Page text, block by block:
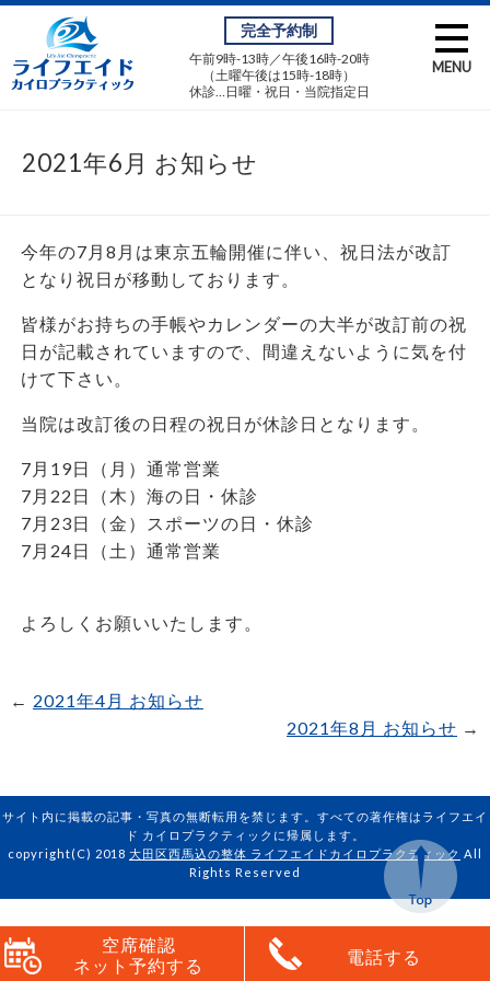
空席確認
ネット予約する
電話する
MENU
完全予約制
午前9時-13時／午後16時-20時
（土曜午後は15時-18時）
休診…日曜・祝日・当院指定日
2021年6月 お知らせ
今年の7月8月は東京五輪開催に伴い、祝日法が改訂
となり祝日が移動しております。
皆様がお持ちの手帳やカレンダーの大半が改訂前の祝
日が記載されていますので、間違えないように気を付
けて下さい。
当院は改訂後の日程の祝日が休診日となります。
7月19日（月）通常営業
7月22日（木）海の日・休診
7月23日（金）スポーツの日・休診
7月24日（土）通常営業
よろしくお願いいたします。
← 2021年4月 お知らせ
2021年8月 お知らせ →
サイト内に掲載の記事・写真の無断転用を禁じます。すべての著作権はライフエイ
ド カイロプラクティックに帰属します。
copyright(C) 2018 大田区西馬込の整体 ライフエイドカイロプラクティック All
Rights Reserved